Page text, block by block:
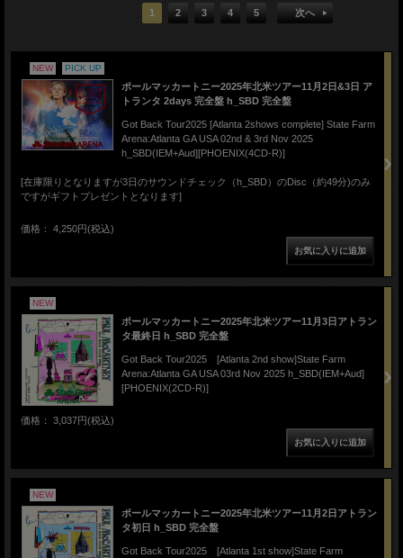
1 2 3 4 5 次へ
NEW PICK UP
ポールマッカートニー2025年北米ツアー11月2日&3日 ア
トランタ 2days 完全盤 h_SBD 完全盤
Got Back Tour2025 [Atlanta 2shows complete] State Farm
Arena:Atlanta GA USA 02nd & 3rd Nov 2025
h_SBD(IEM+Aud][PHOENIX(4CD-R)]
[在庫限りとなりますが3日のサウンドチェック（h_SBD）のDisc（約49分)のみ
ですがギフトプレゼントとなります]
価格： 4,250円(税込)
NEW
ポールマッカートニー2025年北米ツアー11月3日アトラン
タ最終日 h_SBD 完全盤
Got Back Tour2025 [Atlanta 2nd show]State Farm
Arena:Atlanta GA USA 03rd Nov 2025 h_SBD(IEM+Aud]
[PHOENIX(2CD-R)]
価格： 3,037円(税込)
NEW
ポールマッカートニー2025年北米ツアー11月2日アトラン
タ初日 h_SBD 完全盤
Got Back Tour2025 [Atlanta 1st show]State Farm